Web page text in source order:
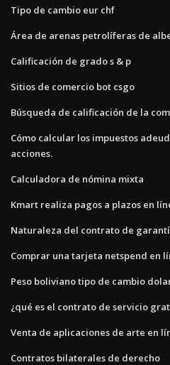
Tipo de cambio eur chf
Área de arenas petrolíferas de
Calificación de grado s & p
Sitios de comercio bot csgo
Búsqueda de calificación de la
Cómo calcular los impuestos
acciones.
Calculadora de nómina mixta
Kmart realiza pagos a plazos en
Naturaleza del contrato de
Comprar una tarjeta netspend en
Peso boliviano tipo de cambio
¿qué es el contrato de servicio
Venta de aplicaciones de arte en
Contratos bilaterales de derecho